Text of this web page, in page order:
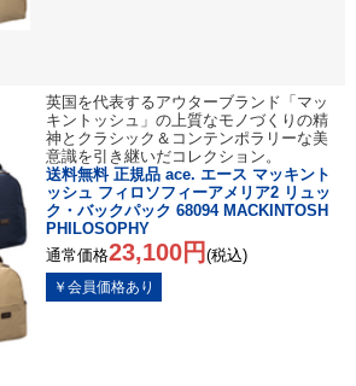
英国を代表するアウターブランド「マッ
キントッシュ」の上質なモノづくりの精
神とクラシック＆コンテンポラリーな美
意識を引き継いだコレクション。
送料無料 正規品 ace. エース マッキント
ッシュ フィロソフィーアメリア2 リュッ
ク・バックパック 68094 MACKINTOSH
PHILOSOPHY
通常価格23,100円 (税込)